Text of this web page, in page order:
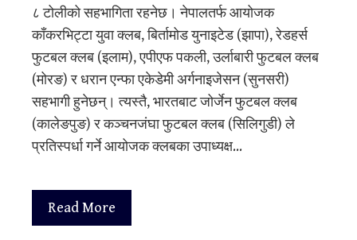
८ टोलीको सहभागिता रहनेछ। नेपालतर्फ आयोजक
काँकरभिट्टा युवा क्लब, बिर्तामोड युनाइटेड (झापा), रेडहर्स
फुटबल क्लब (इलाम), एपीएफ पकली, उर्लाबारी फुटबल क्लब
(मोरङ) र धरान एन्फा एकेडेमी अर्गनाइजेसन (सुनसरी)
सहभागी हुनेछन्। त्यस्तै, भारतबाट जोर्जेन फुटबल क्लब
(कालेङपुङ) र कञ्चनजंघा फुटबल क्लब (सिलिगुडी) ले
प्रतिस्पर्धा गर्ने आयोजक क्लबका उपाध्यक्ष…
Read More